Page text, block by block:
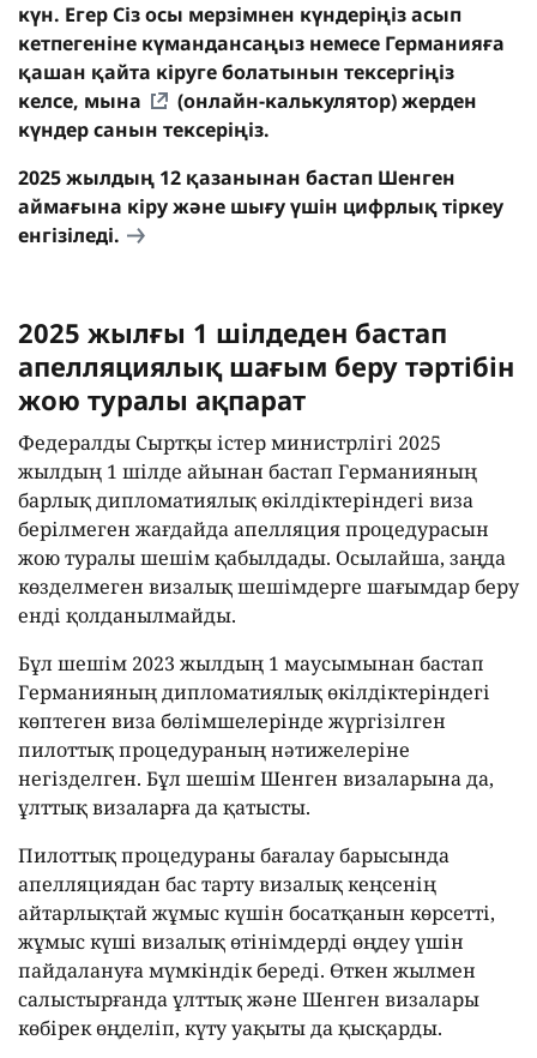
күн. Егер Сіз осы мерзімнен күндеріңіз асып
кетпегеніне күмандансаңыз немесе Германияға
қашан қайта кіруге болатынын тексергіңіз
келсе, мына
(онлайн-калькулятор) жерден
күндер санын тексеріңіз.
2025 жылдың 12 қазанынан бастап Шенген
аймағына кіру және шығу үшін цифрлық тіркеу
енгізіледі.
2025 жылғы 1 шілдеден бастап
апелляциялық шағым беру тәртібін
жою туралы ақпарат
Федералды Сыртқы істер министрлігі 2025
жылдың 1 шілде айынан бастап Германияның
барлық дипломатиялық өкілдіктеріндегі виза
берілмеген жағдайда апелляция процедурасын
жою туралы шешім қабылдады. Осылайша, заңда
көзделмеген визалық шешімдерге шағымдар беру
енді қолданылмайды.
Бұл шешім 2023 жылдың 1 маусымынан бастап
Германияның дипломатиялық өкілдіктеріндегі
көптеген виза бөлімшелерінде жүргізілген
пилоттық процедураның нәтижелеріне
негізделген. Бұл шешім Шенген визаларына да,
ұлттық визаларға да қатысты.
Пилоттық процедураны бағалау барысында
апелляциядан бас тарту визалық кеңсенің
айтарлықтай жұмыс күшін босатқанын көрсетті,
жұмыс күші визалық өтінімдерді өңдеу үшін
пайдалануға мүмкіндік береді. Өткен жылмен
салыстырғанда ұлттық және Шенген визалары
көбірек өңделіп, күту уақыты да қысқарды.